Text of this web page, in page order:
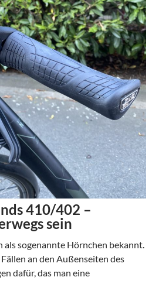
410/402 –
sein
als sogenannte Hörnchen bekannt.
an den Außenseiten des
dafür, das man eine